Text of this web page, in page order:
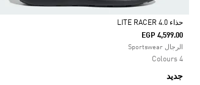
Selected
حذاء LITE RACER 4.0
EGP 4,599.00
الرجال Sportswear
4 Colours
جديد